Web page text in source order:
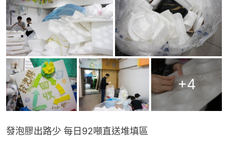
+4
發泡膠出路少 每日92噸直送堆填區